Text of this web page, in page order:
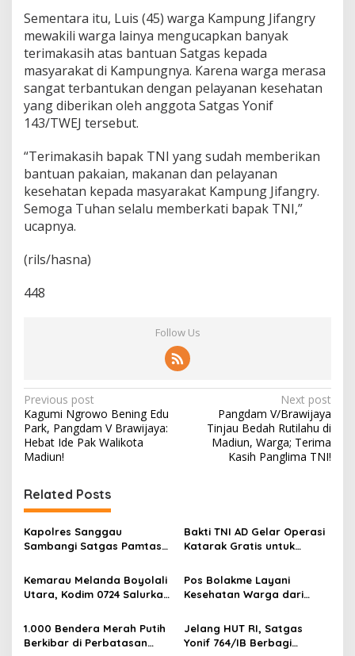
Sementara itu, Luis (45) warga Kampung Jifangry
mewakili warga lainya mengucapkan banyak
terimakasih atas bantuan Satgas kepada
masyarakat di Kampungnya. Karena warga merasa
sangat terbantukan dengan pelayanan kesehatan
yang diberikan oleh anggota Satgas Yonif
143/TWEJ tersebut.
“Terimakasih bapak TNI yang sudah memberikan
bantuan pakaian, makanan dan pelayanan
kesehatan kepada masyarakat Kampung Jifangry.
Semoga Tuhan selalu memberkati bapak TNI,”
ucapnya.
(rils/hasna)
448
Follow Us
P
o
s
n
a
v
g
a
t
i
Previous post
Kagumi Ngrowo Bening Edu
Park, Pangdam V Brawijaya:
Hebat Ide Pak Walikota
Madiun!
Next post
Pangdam V/Brawijaya
Tinjau Bedah Rutilahu di
Madiun, Warga; Terima
Kasih Panglima TNI!
Related Posts
Kapolres Sanggau
Sambangi Satgas Pamtas
Perkuat Soliditas TNI-Polri
di Perbatasan
Bakti TNI AD Gelar Operasi
Katarak Gratis untuk
Kemarau Melanda Boyolali
Utara, Kodim 0724 Salurkan
Pos Bolakme Layani
Kesehatan Warga dari
Pegunungan
1.000 Bendera Merah Putih
Berkibar di Perbatasan
Jelang HUT RI, Satgas
Yonif 764/IB Berbagi